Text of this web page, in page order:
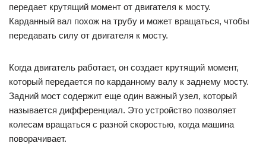
передает крутящий момент от двигателя к мосту.
Карданный вал похож на трубу и может вращаться, чтобы
передавать силу от двигателя к мосту.
Когда двигатель работает, он создает крутящий момент,
который передается по карданному валу к заднему мосту.
Задний мост содержит еще один важный узел, который
называется дифференциал. Это устройство позволяет
колесам вращаться с разной скоростью, когда машина
поворачивает.